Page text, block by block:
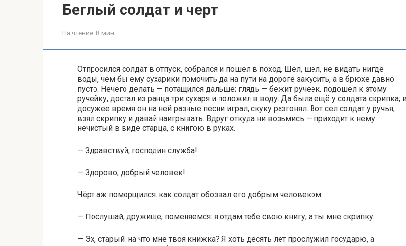
Беглый солдат и черт
На чтение: 8 мин
Отпросился солдат в отпуск, собрался и пошёл в поход. Шёл, шёл, не видать нигде
воды, чем бы ему сухарики помочить да на пути на дороге закусить, а в брюхе давно
пусто. Нечего делать — потащился дальше; глядь — бежит ручеёк, подошёл к этому
ручейку, достал из ранца три сухаря и положил в воду. Да была ещё у солдата скрипка; в
досужее время он на ней разные песни играл, скуку разгонял. Вот сел солдат у ручья,
взял скрипку и давай наигрывать. Вдруг откуда ни возьмись — приходит к нему
нечистый в виде старца, с книгою в руках.
— Здравствуй, господин служба!
— Здорово, добрый человек!
Чёрт аж поморщился, как солдат обозвал его добрым человеком.
— Послушай, дружище, поменяемся: я отдам тебе свою книгу, а ты мне скрипку.
— Эх, старый, на что мне твоя книжка? Я хоть десять лет прослужил государю, а